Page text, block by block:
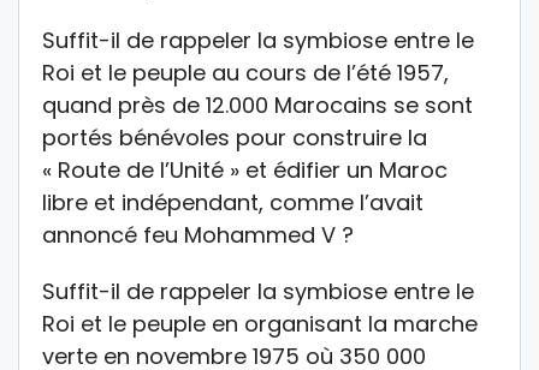
Suffit-il de rappeler la symbiose entre le
Roi et le peuple au cours de l’été 1957,
quand près de 12.000 Marocains se sont
portés bénévoles pour construire la
« Route de l’Unité » et édifier un Maroc
libre et indépendant, comme l’avait
annoncé feu Mohammed V ?
Suffit-il de rappeler la symbiose entre le
Roi et le peuple en organisant la marche
verte en novembre 1975 où 350 000